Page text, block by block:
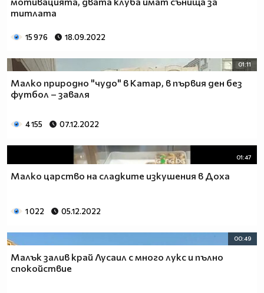
титлата
15 976 18.09.2022
01:11
Малко природно "чудо" в Катар, в първия ден без
футбол – заваля
4 155 07.12.2022
01:47
Малко царство на сладките изкушения в Доха
1 022 05.12.2022
00:49
Малък залив край Лусаил с много лукс и пълно
спокойствие